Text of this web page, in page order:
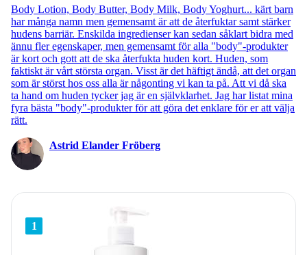
Body Lotion, Body Butter, Body Milk, Body Yoghurt... kärt barn
har många namn men gemensamt är att de återfuktar samt stärker
hudens barriär. Enskilda ingredienser kan sedan såklart bidra med
ännu fler egenskaper, men gemensamt för alla "body"-produkter
är kort och gott att de ska återfukta huden kort. Huden, som
faktiskt är vårt största organ. Visst är det häftigt ändå, att det organ
som är störst hos oss alla är någonting vi kan ta på. Att vi då ska
ta hand om huden tycker jag är en självklarhet. Jag har listat mina
fyra bästa "body"-produkter för att göra det enklare för er att välja
rätt.
Astrid Elander Fröberg
1